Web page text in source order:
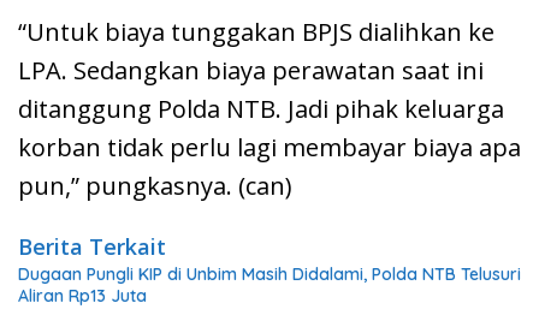
“Untuk biaya tunggakan BPJS dialihkan ke
LPA. Sedangkan biaya perawatan saat ini
ditanggung Polda NTB. Jadi pihak keluarga
korban tidak perlu lagi membayar biaya apa
pun,” pungkasnya. (can)
Berita Terkait
Dugaan Pungli KIP di Unbim Masih Didalami, Polda NTB Telusuri
Aliran Rp13 Juta